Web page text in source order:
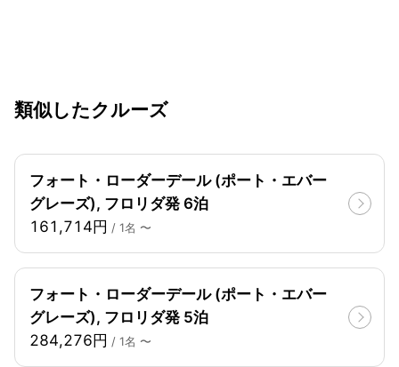
類似したクルーズ
フォート・ローダーデール (ポート・エバー
グレーズ), フロリダ発 6泊
161,714円 / 1名 〜
フォート・ローダーデール (ポート・エバー
グレーズ), フロリダ発 5泊
284,276円 / 1名 〜